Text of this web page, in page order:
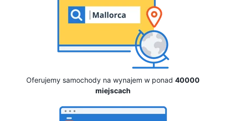
Oferujemy samochody na wynajem w ponad 40000
miejscach